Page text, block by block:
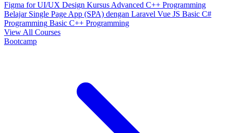
Figma for UI/UX Design Kursus Advanced C++ Programming
Belajar Single Page App (SPA) dengan Laravel Vue JS Basic C#
Programming Basic C++ Programming
View All Courses
Bootcamp